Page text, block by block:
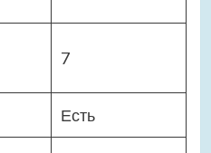
7
Есть